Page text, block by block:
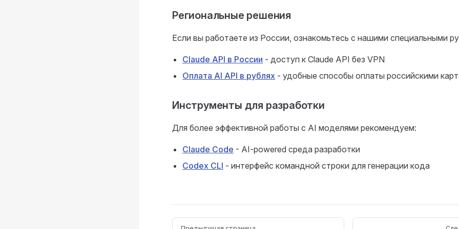
Региональные решения
Если вы работаете из России, ознакомьтесь с нашими специальными
Claude API в России - доступ к Claude API без VPN
Оплата AI API в рублях - удобные способы оплаты российскими
Инструменты для разработки
Для более эффективной работы с AI моделями рекомендуем:
Claude Code - AI-powered среда разработки
Codex CLI - интерфейс командной строки для генерации кода
Pager